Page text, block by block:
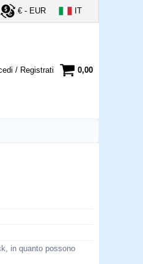
€ - EUR IT
/ Registrati 0,00
in quanto possono